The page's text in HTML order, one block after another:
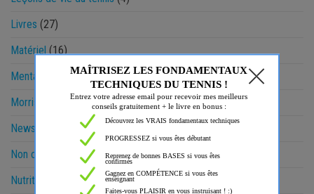
Livres (27)
Matériel(16)
Mental
Morris & Gaëtan(27)
News
Non classé
Nutrition